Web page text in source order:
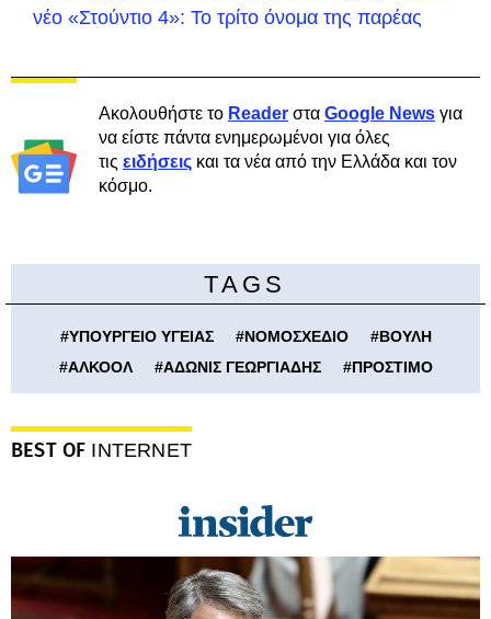
νέο «Στούντιο 4»: Το τρίτο όνομα της παρέας
Ακολουθήστε το Reader στα Google News για
να είστε πάντα ενημερωμένοι για όλες
τις ειδήσεις και τα νέα από την Ελλάδα και τον
κόσμο.
TAGS
#ΥΠΟΥΡΓΕΙΟ ΥΓΕΙΑΣ #ΝΟΜΟΣΧΕΔΙΟ #ΒΟΥΛΗ
#ΑΛΚΟΟΛ #ΑΔΩΝΙΣ ΓΕΩΡΓΙΑΔΗΣ #ΠΡΟΣΤΙΜΟ
BEST OF INTERNET